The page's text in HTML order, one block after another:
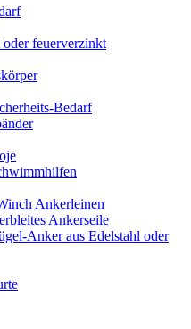
feuerverzinkt
Bedarf
Ankerleinen
Ankerseile
Anker aus Edelstahl oder